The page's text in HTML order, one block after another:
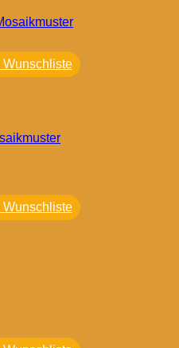
Wunschliste
Wunschliste